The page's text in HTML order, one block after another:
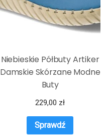
Niebieskie Półbuty Artiker
Damskie Skórzane Modne
Buty
229,00 zł
Sprawdź